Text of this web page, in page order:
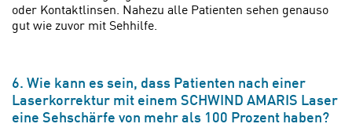
oder Kontaktlinsen. Nahezu alle Patienten sehen genauso
gut wie zuvor mit Sehhilfe.
6. Wie kann es sein, dass Patienten nach einer
Laserkorrektur mit einem SCHWIND AMARIS Laser
eine Sehschärfe von mehr als 100 Prozent haben?